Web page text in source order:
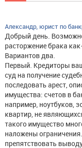
Александр, юрист по
Добрый день.
расторжение брака
Вариантов два.
Первый. Кредиторы
суд на получение
последовать арест,
имущества: счетов в
например, ноутбуков,
квартир, не
такого имущество
наложены
препятствовать